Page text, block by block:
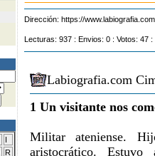
I
R
Dirección: https://
Lecturas: 937 : Envios: 0 : Votos: 47
Labiografia.com
1 Un visitante nos
Militar ateniense.
aristocrático.